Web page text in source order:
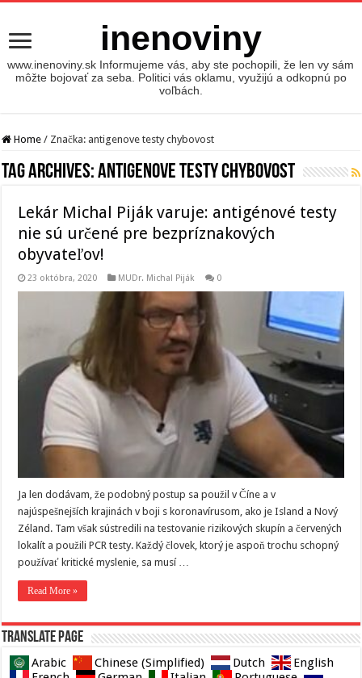
inenoviny
www.inenoviny.sk Informujeme vás, aby ste pochopili, že len vy sám
môžte bojovať za seba. Politici vás oklamu, využijú a odkopnú po
voľbách.
Home / Značka: antigenove testy chybovost
Tag Archives:antigenove testy chybovost
Lekár Michal Piják varuje: antigénové testy
nie sú určené pre bezpríznakových
obyvateľov!
23 októbra, 2020 MUDr. Michal Piják 0
Ja len dodávam, že podobný postup sa použil v Číne a v
najúspešnejších krajinách v boji s koronavírusom, ako je Island a Nový
Zéland. Tam však sústredili na testovanie rizikových skupín a červených
lokalít a použili PCR testy. Každý človek, ktorý je aspoň trochu schopný
používať kritické myslenie, sa musí …
Read More »
Translate page
Arabic Chinese (Simplified) Dutch
English